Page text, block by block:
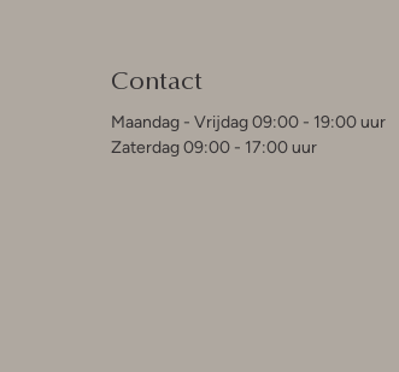
Contact
Maandag - Vrijdag 09:00 - 19:00 uur
Zaterdag 09:00 - 17:00 uur